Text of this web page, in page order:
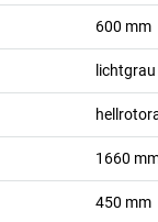
600 mm
1660
450 mm